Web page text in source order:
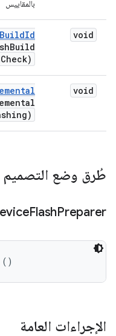
بالمقاييس
void
BuildId
Build
Check)
void
طُرق وضع التصميم
FlashPreparer
()
الإجراءات العامة